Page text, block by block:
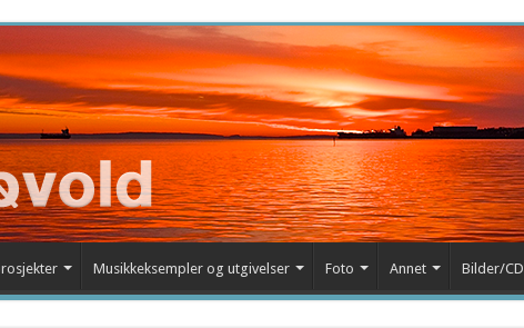
Musikkeksempler og utgivelser Foto Annet Bilder/CD